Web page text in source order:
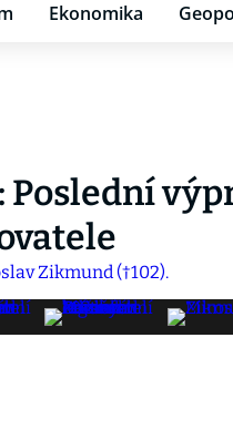
Ekonomika
Poslední